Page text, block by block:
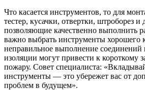
Что касается инструментов, то для
тестер, кусачки, отвертки, штроборез
позволяющие качественно выполнить
важно выбрать инструменты хорошего
неправильное выполнение
изоляции могут привести к короткому
пожару. Совет специалиста:
инструменты — это убережет вас от
проблем в будущем».